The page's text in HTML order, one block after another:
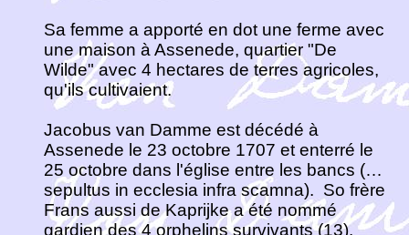
Sa femme a apporté en dot une ferme avec
une maison à Assenede, quartier "De
Wilde" avec 4 hectares de terres agricoles,
qu'ils cultivaient.
Jacobus van Damme est décédé à
Assenede le 23 octobre 1707 et enterré le
25 octobre dans l'église entre les bancs (…
sepultus in ecclesia infra scamna). So frère
Frans aussi de Kaprijke a été nommé
gardien des 4 orphelins survivants (13).